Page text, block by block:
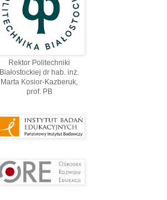
Rektor Politechniki
Białostockiej dr hab. inż.
Marta Kosior-Kazberuk,
prof. PВ